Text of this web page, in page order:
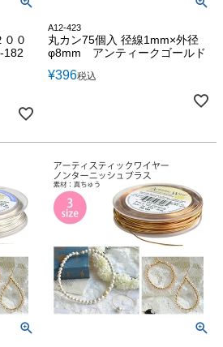
０
182
A12-423
丸カン75個入 径線1mm×外径
φ8mm アンティークゴールド
¥396税込